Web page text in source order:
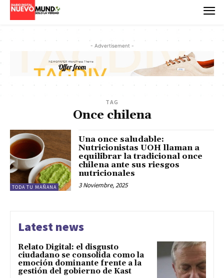
- Advertisement -
TAG
Once chilena
TODA TU MAÑANA
Una once saludable:
Nutricionistas UOH llaman a
equilibrar la tradicional once
chilena ante sus riesgos
nutricionales
3 Noviembre, 2025
Latest news
Relato Digital: el disgusto
ciudadano se consolida como la
emoción dominante frente a la
gestión del gobierno de Kast